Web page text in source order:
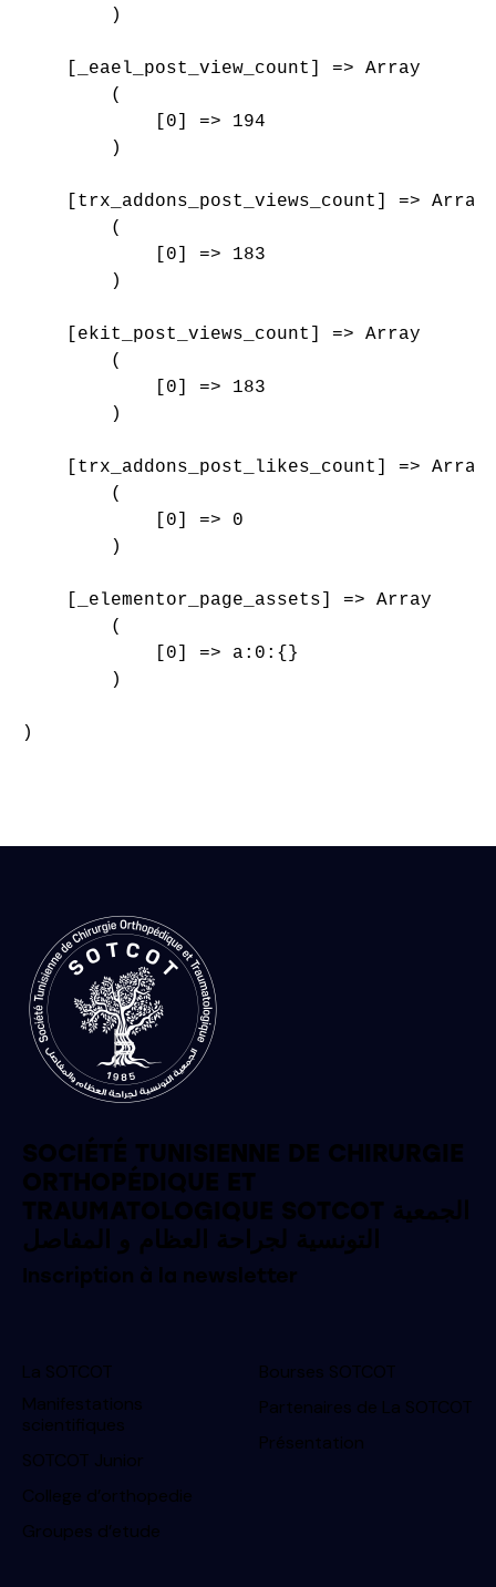
        )
    [_eael_post_view_count] => Array
        (
            [0] => 194
        )
    [trx_addons_post_views_count] => Array
        (
            [0] => 183
        )
    [ekit_post_views_count] => Array
        (
            [0] => 183
        )
    [trx_addons_post_likes_count] => Array
        (
            [0] => 0
        )
    [_elementor_page_assets] => Array
        (
            [0] => a:0:{}
        )
)
SOCIÉTÉ TUNISIENNE DE CHIRURGIE
ORTHOPÉDIQUE ET
TRAUMATOLOGIQUE SOTCOT الجمعية
التونسية لجراحة العظام و المفاصل
Inscription à la newsletter
La SOTCOT
Manifestations
scientifiques
SOTCOT Junior
College d’orthopedie
Groupes d’etude
Bourses SOTCOT
Partenaires de La SOTCOT
Présentation